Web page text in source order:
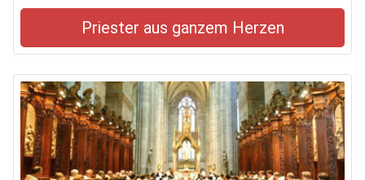
Priester aus ganzem Herzen